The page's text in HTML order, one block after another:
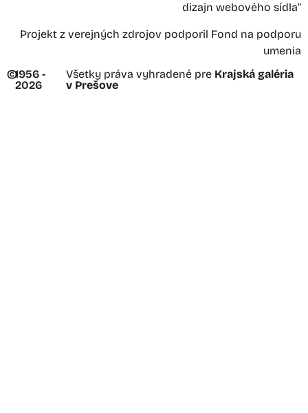
dizajn webového sídla“
Projekt z verejných zdrojov podporil Fond na podporu
umenia
©1956 -
2026
Všetky práva vyhradené pre Krajská galéria
v Prešove